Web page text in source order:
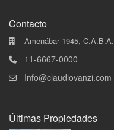
Contacto
Amenábar 1945, C.A.B.A.
11-6667-0000
Info@claudiovanzi.com
Últimas Propiedades